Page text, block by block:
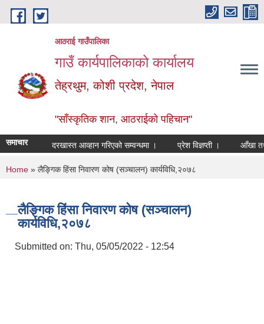
Skip to main content
आठराई गाउँपालिका
गाउँ कार्यपालिकाको कार्यालय
तेह्रथुम, कोशी प्रदेश, नेपाल
"साँस्कृतिक शान, आठराईको पहिचान"
समाचार दरखास्त आव्हान गरिएको सम्वन्धमा । प्रेश विज्ञप्ती । आँखा तथा
You are here
Home » लैङ्गिक हिंसा निवारण कोष (सञ्चालन) कार्यविधि,२०७८
लैङ्गिक हिंसा निवारण कोष (सञ्चालन)
कार्यविधि,२०७८
Submitted on: Thu, 05/05/2022 - 12:54